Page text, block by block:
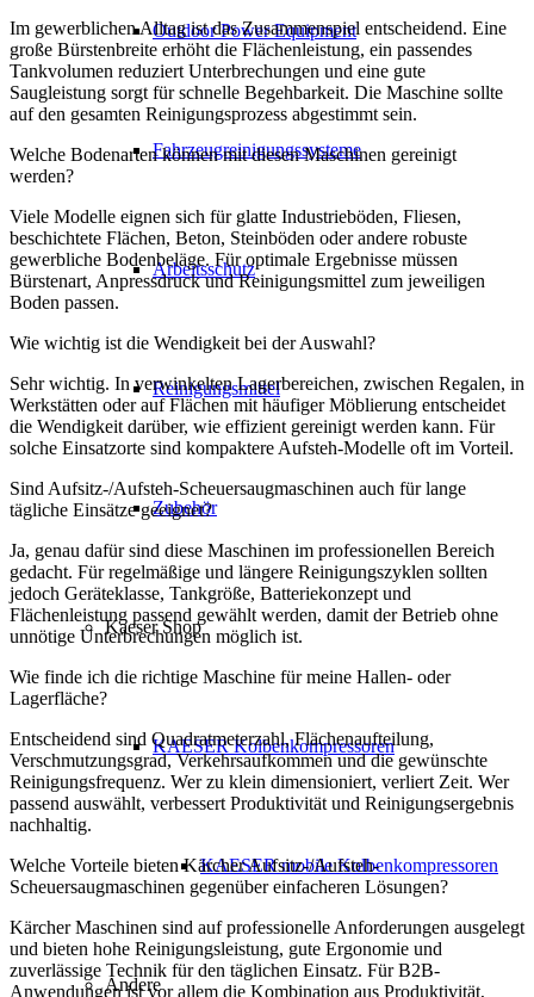
Outdoor Power Equipment
Fahrzeugreinigungssysteme
Arbeitsschutz
Reinigungsmittel
Zubehör
Kaeser Shop
KAESER Kolbenkompressoren
KAESER mobile Kolbenkompressoren
Andere
Im gewerblichen Alltag ist das Zusammenspiel entscheidend. Eine
große Bürstenbreite erhöht die Flächenleistung, ein passendes
Tankvolumen reduziert Unterbrechungen und eine gute
Saugleistung sorgt für schnelle Begehbarkeit. Die Maschine sollte
auf den gesamten Reinigungsprozess abgestimmt sein.
Welche Bodenarten können mit diesen Maschinen gereinigt
werden?
Viele Modelle eignen sich für glatte Industrieböden, Fliesen,
beschichtete Flächen, Beton, Steinböden oder andere robuste
gewerbliche Bodenbeläge. Für optimale Ergebnisse müssen
Bürstenart, Anpressdruck und Reinigungsmittel zum jeweiligen
Boden passen.
Wie wichtig ist die Wendigkeit bei der Auswahl?
Sehr wichtig. In verwinkelten Lagerbereichen, zwischen Regalen, in
Werkstätten oder auf Flächen mit häufiger Möblierung entscheidet
die Wendigkeit darüber, wie effizient gereinigt werden kann. Für
solche Einsatzorte sind kompaktere Aufsteh-Modelle oft im Vorteil.
Sind Aufsitz-/Aufsteh-Scheuersaugmaschinen auch für lange
tägliche Einsätze geeignet?
Ja, genau dafür sind diese Maschinen im professionellen Bereich
gedacht. Für regelmäßige und längere Reinigungszyklen sollten
jedoch Geräteklasse, Tankgröße, Batteriekonzept und
Flächenleistung passend gewählt werden, damit der Betrieb ohne
unnötige Unterbrechungen möglich ist.
Wie finde ich die richtige Maschine für meine Hallen- oder
Lagerfläche?
Entscheidend sind Quadratmeterzahl, Flächenaufteilung,
Verschmutzungsgrad, Verkehrsaufkommen und die gewünschte
Reinigungsfrequenz. Wer zu klein dimensioniert, verliert Zeit. Wer
passend auswählt, verbessert Produktivität und Reinigungsergebnis
nachhaltig.
Welche Vorteile bieten Kärcher Aufsitz-/Aufsteh-
Scheuersaugmaschinen gegenüber einfacheren Lösungen?
Kärcher Maschinen sind auf professionelle Anforderungen ausgelegt
und bieten hohe Reinigungsleistung, gute Ergonomie und
zuverlässige Technik für den täglichen Einsatz. Für B2B-
Anwendungen ist vor allem die Kombination aus Produktivität,